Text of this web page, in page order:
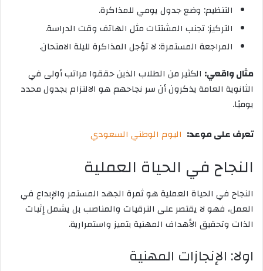
التنظيم: وضع جدول يومي للمذاكرة.
التركيز: تجنب المشتتات مثل الهاتف وقت الدراسة.
المراجعة المستمرة: لا تؤجل المذاكرة لليلة الامتحان.
مثال واقعي: الكثير من الطلاب الذين حققوا مراتب أولى في
الثانوية العامة يذكرون أن سر نجاحهم هو الالتزام بجدول محدد
يوميًا.
تعرف على موعد: اليوم الوطني السعودي
النجاح في الحياة العملية
النجاح في الحياة العملية هو ثمرة الجهد المستمر والإبداع في
العمل، فهو لا يقتصر على الترقيات والمناصب بل يشمل إثبات
الذات وتحقيق الأهداف المهنية بتميز واستمرارية.
اولا: الإنجازات المهنية